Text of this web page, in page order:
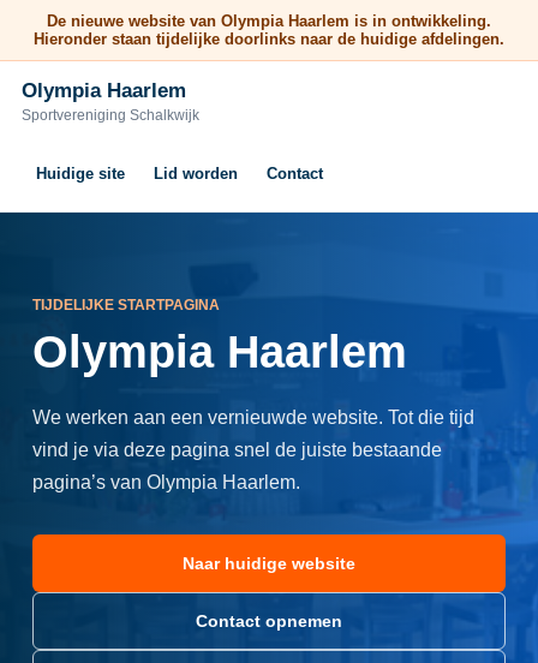
De nieuwe website van Olympia Haarlem is in ontwikkeling.
Hieronder staan tijdelijke doorlinks naar de huidige afdelingen.
Olympia Haarlem
Sportvereniging Schalkwijk
Huidige site Lid worden Contact
TIJDELIJKE STARTPAGINA
Olympia Haarlem
We werken aan een vernieuwde website. Tot die tijd
vind je via deze pagina snel de juiste bestaande
pagina’s van Olympia Haarlem.
Naar huidige website
Contact opnemen